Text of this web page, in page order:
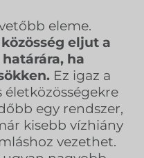
eleme.
eljut a
ha
Ez igaz a
egy rendszer,
kisebb vízhiány
vezethet.